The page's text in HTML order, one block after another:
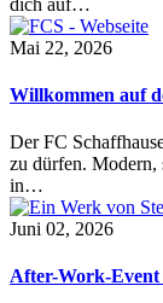
Mai 22, 2026
Willkommen auf
Der FC
zu dürfen. Modern,
in…
Juni 02, 2026
After-Work-